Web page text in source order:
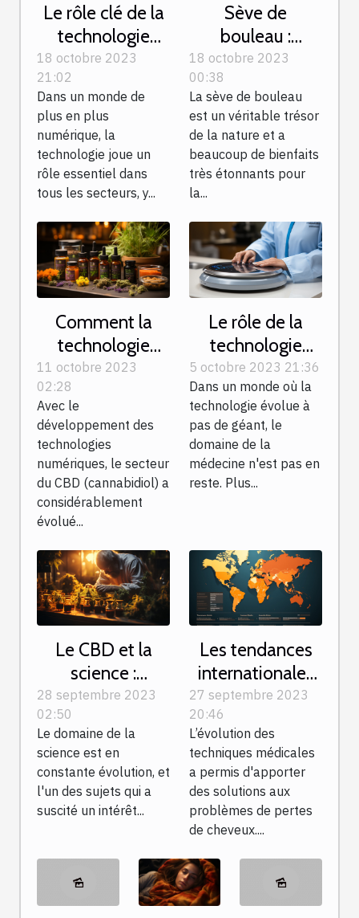
Le rôle clé de la
technologie
dans la
modernisation
des instituts de
massage
18 octobre 2023
21:02
Dans un monde de
plus en plus
numérique, la
technologie joue un
rôle essentiel dans
tous les secteurs, y...
Sève de
bouleau :
laquelle choisir
et quelles sont
les contre-
indications ?
18 octobre 2023
00:38
La sève de bouleau
est un véritable trésor
de la nature et a
beaucoup de bienfaits
très étonnants pour
la...
Comment la
technologie
influence l'achat
de CBD en 2023
11 octobre 2023
02:28
Avec le
développement des
technologies
numériques, le secteur
du CBD (cannabidiol) a
considérablement
évolué...
Le rôle de la
technologie
dans la chirurgie
de l'obésité en
Tunisie
5 octobre 2023 21:36
Dans un monde où la
technologie évolue à
pas de géant, le
domaine de la
médecine n'est pas en
reste. Plus...
Le CBD et la
science :
dernières
recherches et
découvertes
28 septembre 2023
02:50
Le domaine de la
science est en
constante évolution, et
l'un des sujets qui a
suscité un intérêt...
Les tendances
internationales
dans les
procédures de
greffe de
cheveux
27 septembre 2023
20:46
L’évolution des
techniques médicales
a permis d'apporter
des solutions aux
problèmes de pertes
de cheveux....